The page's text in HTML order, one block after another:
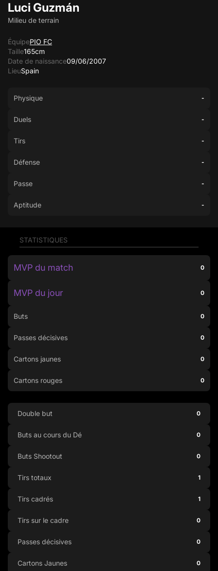
Luci Guzmán
Milieu de terrain
ÉquipePIO FC
Taille165cm
Date de naissance09/06/2007
LieuSpain
Physique -
Duels -
Tirs -
Défense -
Passe -
Aptitude -
STATISTIQUES
MVP du match 0
MVP du jour 0
Buts 0
Passes décisives 0
Cartons jaunes 0
Cartons rouges 0
Double but 0
Buts au cours du Dé 0
Buts Shootout 0
Tirs totaux 1
Tirs cadrés 1
Tirs sur le cadre 0
Passes décisives 0
Cartons Jaunes 0